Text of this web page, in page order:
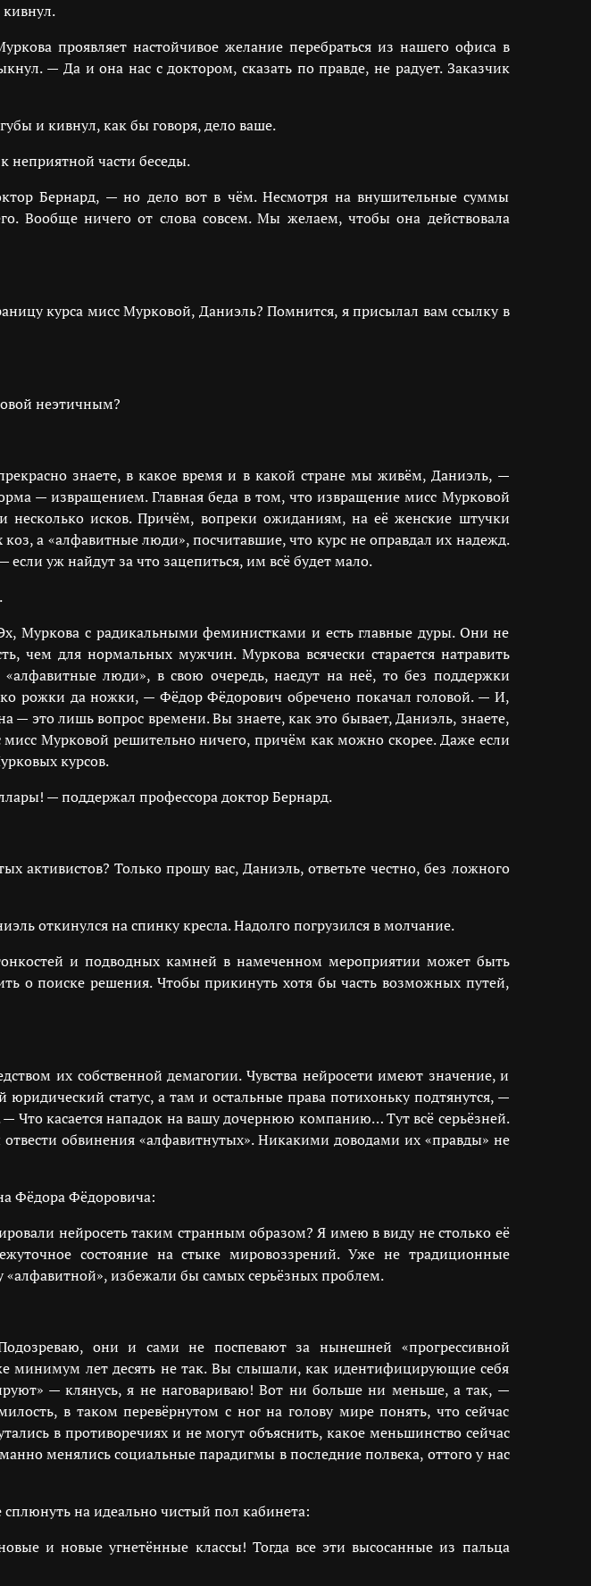
проявляет настойчивое желание перебраться из нашего офиса в
— Да и она нас с доктором, сказать по правде, не радует. Заказчик
и кивнул, как бы говоря, дело ваше.
неприятной части беседы.
Бернард, — но дело вот в чём. Несмотря на внушительные суммы
Вообще ничего от слова совсем. Мы желаем, чтобы она действовала
курса мисс Мурковой, Даниэль? Помнится, я присылал вам ссылку в
неэтичным?
знаете, в какое время и в какой стране мы живём, Даниэль, —
— извращением. Главная беда в том, что извращение мисс Мурковой
исков. Причём, вопреки ожиданиям, на её женские штучки
а «алфавитные люди», посчитавшие, что курс не оправдал их надежд.
уж найдут за что зацепиться, им всё будет мало.
Муркова с радикальными феминистками и есть главные дуры. Они не
для нормальных мужчин. Муркова всячески старается натравить
люди», в свою очередь, наедут на неё, то без поддержки
рожки да ножки, — Фёдор Фёдорович обречено покачал головой. — И,
— это лишь вопрос времени. Вы знаете, как это бывает, Даниэль, знаете,
Мурковой решительно ничего, причём как можно скорее. Даже если
курсов.
— поддержал профессора доктор Бернард.
активистов? Только прошу вас, Даниэль, ответьте честно, без ложного
откинулся на спинку кресла. Надолго погрузился в молчание.
и подводных камней в намеченном мероприятии может быть
о поиске решения. Чтобы прикинуть хотя бы часть возможных путей,
их собственной демагогии. Чувства нейросети имеют значение, и
статус, а там и остальные права потихоньку подтянутся, —
Что касается нападок на вашу дочернюю компанию… Тут всё серьёзней.
обвинения «алфавитнутых». Никакими доводами их «правды» не
Фёдора Фёдоровича:
нейросеть таким странным образом? Я имею в виду не столько её
состояние на стыке мировоззрений. Уже не традиционные
избежали бы самых серьёзных проблем.
они и сами не поспевают за нынешней «прогрессивной
минимум лет десять не так. Вы слышали, как идентифицирующие себя
— клянусь, я не наговариваю! Вот ни больше ни меньше, а так, —
в таком перевёрнутом с ног на голову мире понять, что сейчас
в противоречиях и не могут объяснить, какое меньшинство сейчас
менялись социальные парадигмы в последние полвека, оттого у нас
на идеально чистый пол кабинета:
и новые угнетённые классы! Тогда все эти высосанные из пальца